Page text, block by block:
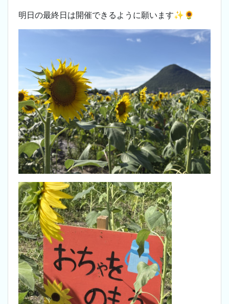
明日の最終日は開催できるように願います✨️🌻